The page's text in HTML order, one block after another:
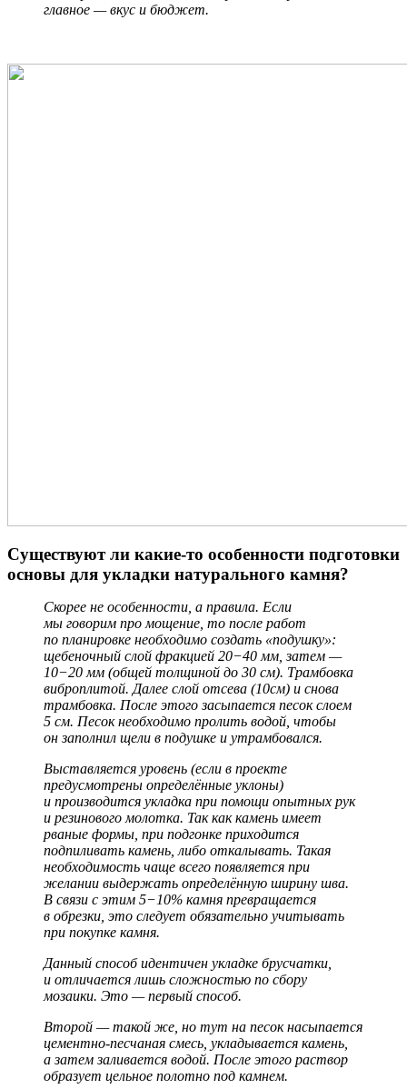
главное — вкус и бюджет.
Существуют ли какие-то особенности подготовки
основы для укладки натурального камня?
Скорее не особенности, а правила. Если
мы говорим про мощение, то после работ
по планировке необходимо создать «подушку»:
щебеночный слой фракцией 20−40 мм, затем —
10−20 мм (общей толщиной до 30 см). Трамбовка
виброплитой. Далее слой отсева (10см) и снова
трамбовка. После этого засыпается песок слоем
5 см. Песок необходимо пролить водой, чтобы
он заполнил щели в подушке и утрамбовался.
Выставляется уровень (если в проекте
предусмотрены определённые уклоны)
и производится укладка при помощи опытных рук
и резинового молотка. Так как камень имеет
рваные формы, при подгонке приходится
подпиливать камень, либо откалывать. Такая
необходимость чаще всего появляется при
желании выдержать определённую ширину шва.
В связи с этим 5−10% камня превращается
в обрезки, это следует обязательно учитывать
при покупке камня.
Данный способ идентичен укладке брусчатки,
и отличается лишь сложностью по сбору
мозаики. Это — первый способ.
Второй — такой же, но тут на песок насыпается
цементно-песчаная смесь, укладывается камень,
а затем заливается водой. После этого раствор
образует цельное полотно под камнем.